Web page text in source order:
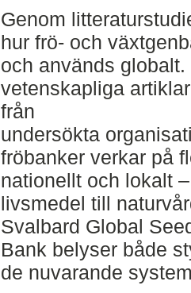
Genom
hur frö- och
och används
vetenskapliga
från
undersökta
fröbanker verkar på
nationellt och lokalt
livsmedel till
Svalbard Global
Bank belyser både
de nuvarande